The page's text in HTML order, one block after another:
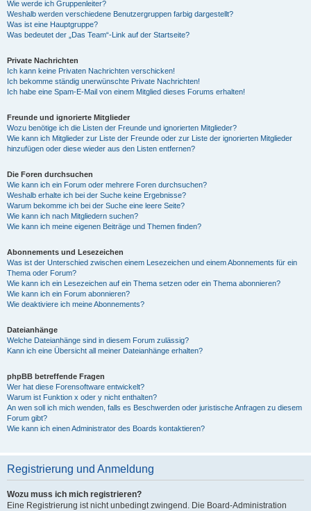
Wie werde ich Gruppenleiter?
Weshalb werden verschiedene Benutzergruppen farbig dargestellt?
Was ist eine Hauptgruppe?
Was bedeutet der „Das Team“-Link auf der Startseite?
Private Nachrichten
Ich kann keine Privaten Nachrichten verschicken!
Ich bekomme ständig unerwünschte Private Nachrichten!
Ich habe eine Spam-E-Mail von einem Mitglied dieses Forums erhalten!
Freunde und ignorierte Mitglieder
Wozu benötige ich die Listen der Freunde und ignorierten Mitglieder?
Wie kann ich Mitglieder zur Liste der Freunde oder zur Liste der ignorierten Mitglieder
hinzufügen oder diese wieder aus den Listen entfernen?
Die Foren durchsuchen
Wie kann ich ein Forum oder mehrere Foren durchsuchen?
Weshalb erhalte ich bei der Suche keine Ergebnisse?
Warum bekomme ich bei der Suche eine leere Seite?
Wie kann ich nach Mitgliedern suchen?
Wie kann ich meine eigenen Beiträge und Themen finden?
Abonnements und Lesezeichen
Was ist der Unterschied zwischen einem Lesezeichen und einem Abonnements für ein
Thema oder Forum?
Wie kann ich ein Lesezeichen auf ein Thema setzen oder ein Thema abonnieren?
Wie kann ich ein Forum abonnieren?
Wie deaktiviere ich meine Abonnements?
Dateianhänge
Welche Dateianhänge sind in diesem Forum zulässig?
Kann ich eine Übersicht all meiner Dateianhänge erhalten?
phpBB betreffende Fragen
Wer hat diese Forensoftware entwickelt?
Warum ist Funktion x oder y nicht enthalten?
An wen soll ich mich wenden, falls es Beschwerden oder juristische Anfragen zu diesem
Forum gibt?
Wie kann ich einen Administrator des Boards kontaktieren?
Registrierung und Anmeldung
Wozu muss ich mich registrieren?
Eine Registrierung ist nicht unbedingt zwingend. Die Board-Administration